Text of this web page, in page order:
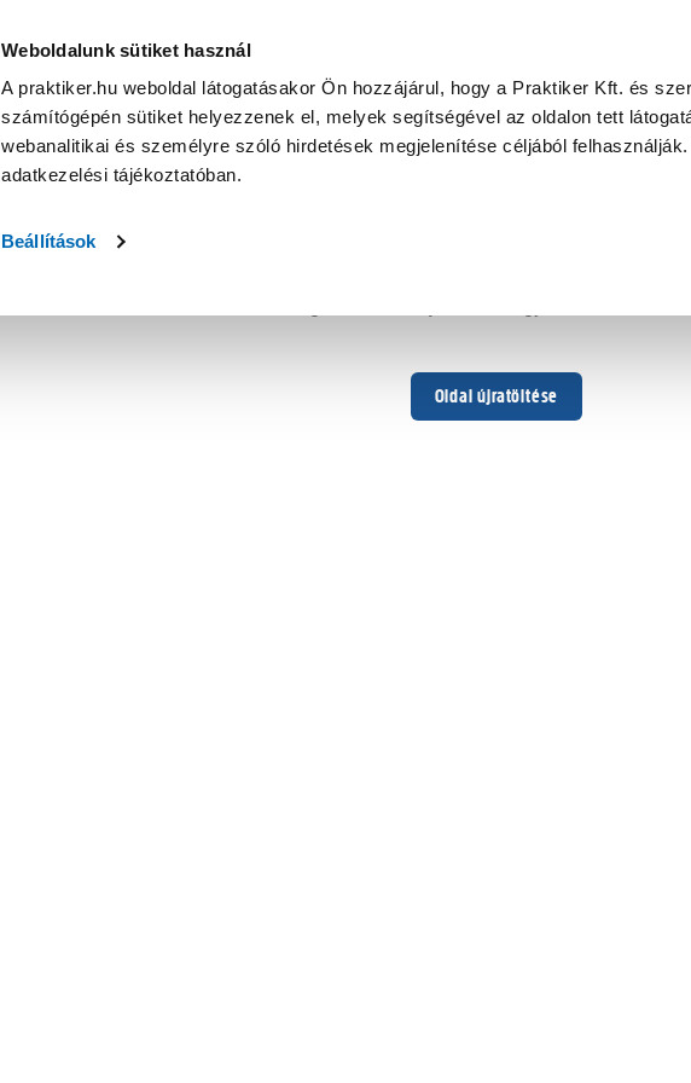
Weboldalunk sütiket használ
A praktiker.hu weboldal látogatásakor Ön hozzájárul, hogy a Praktiker Kft. és
számítógépén sütiket helyezzenek el, melyek segítségével az oldalon tett
webanalitikai és személyre szóló hirdetések megjelenítése céljából
adatkezelési tájékoztatóban.
Beállítások
Oldal újratöltése